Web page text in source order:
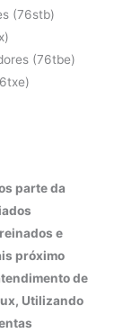
(76stb)
(76tbe)
parte da
e
próximo
de
Utilizando